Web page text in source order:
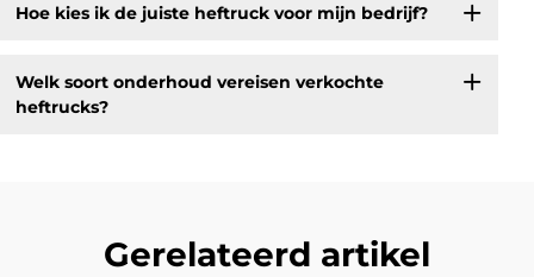
Hoe kies ik de juiste heftruck voor mijn bedrijf?
Welk soort onderhoud vereisen verkochte
heftrucks?
Gerelateerd artikel